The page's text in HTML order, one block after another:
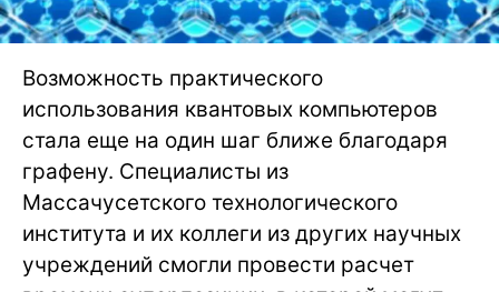
Возможность практического
использования квантовых компьютеров
стала еще на один шаг ближе благодаря
графену. Специалисты из
Массачусетского технологического
института и их коллеги из других научных
учреждений смогли провести расчет